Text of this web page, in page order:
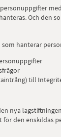
Och den
hanterar
till
nya
den enskildas